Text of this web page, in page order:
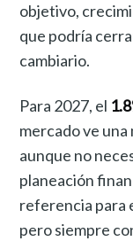
objetivo,
que podría
cambiario.
Para 2027, el
mercado ve
aunque no
planeación
referencia para
pero siempre